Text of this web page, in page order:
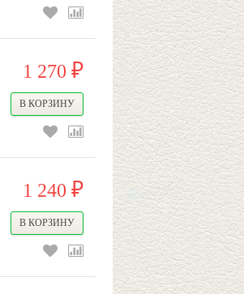
1 270 ₽
1 240 ₽